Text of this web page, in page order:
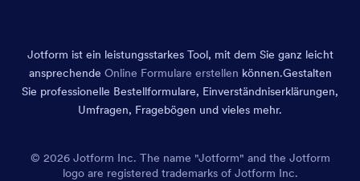
Jotform ist ein leistungsstarkes Tool, mit dem Sie ganz leicht
ansprechende Online Formulare erstellen können.Gestalten
Sie professionelle Bestellformulare, Einverständniserklärungen,
Umfragen, Fragebögen und vieles mehr.
© 2026 Jotform Inc. The name "Jotform" and the Jotform
logo are registered trademarks of Jotform Inc.